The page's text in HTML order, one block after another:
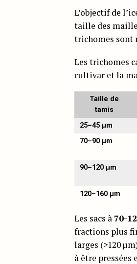
L’objectif de
taille des
trichomes sont
Les trichomes
cultivar et la
Taille de
tamis
25–45 µm
70–90 µm
90–120 µm
120–160 µm
Les sacs à70-
fractions plus
larges (>120
à être pressées